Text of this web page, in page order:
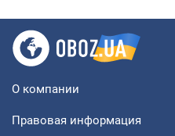
О компании
Правовая информация